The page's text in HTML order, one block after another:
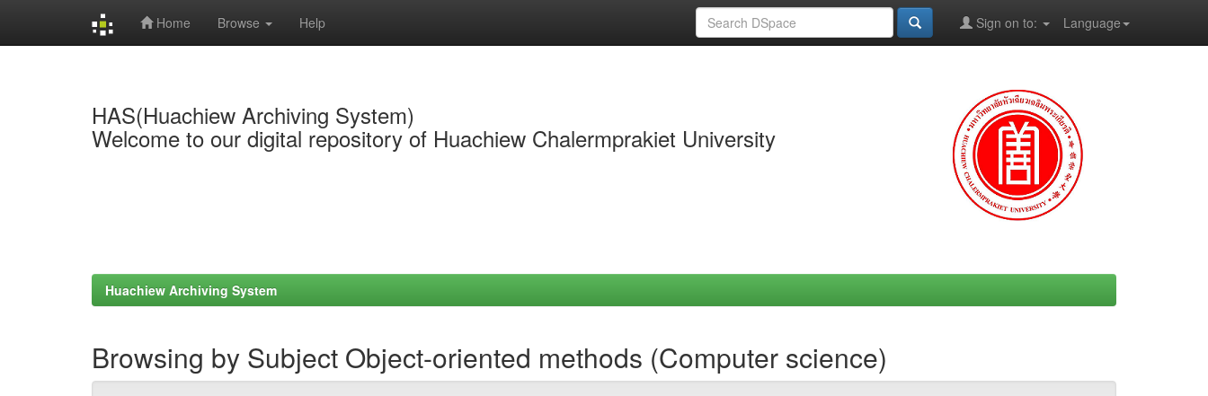
Home Browse Help Language
Sign on to:
HAS(Huachiew Archiving System)
Welcome to our digital repository of Huachiew Chalermprakiet University
Huachiew Archiving System
Browsing by Subject Object-oriented methods (Computer science)